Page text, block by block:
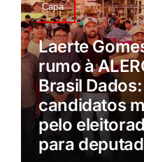
Capa
Laerte
rumo à
Brasil
candidatos
pelo
para